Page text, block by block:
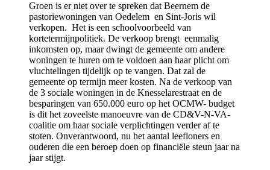
Groen is er niet over te spreken dat Beernem de
pastoriewoningen van Oedelem en Sint-Joris wil
verkopen. Het is een schoolvoorbeeld van
kortetermijnpolitiek. De verkoop brengt eenmalig
inkomsten op, maar dwingt de gemeente om andere
woningen te huren om te voldoen aan haar plicht om
vluchtelingen tijdelijk op te vangen. Dat zal de
gemeente op termijn meer kosten. Na de verkoop van
de 3 sociale woningen in de Knesselarestraat en de
besparingen van 650.000 euro op het OCMW- budget
is dit het zoveelste manoeuvre van de CD&V-N-VA-
coalitie om haar sociale verplichtingen verder af te
stoten. Onverantwoord, nu het aantal leefloners en
ouderen die een beroep doen op financiële steun jaar na
jaar stijgt.